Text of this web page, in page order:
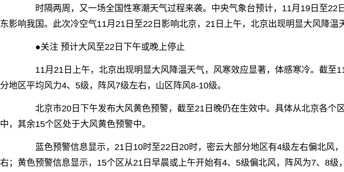
时隔两周，又一场全国性寒潮天气过程来袭。中央气象台预计，11月19日至22
东影响我国。此次冷空气11月21日至22日影响北京，21日上午，北京出现明显大风降温
●关注 预计大风至22日下午或晚上停止
11月21日上午，北京出现明显大风降温天气，风寒效应显著，体感寒冷。截至
分地区平均风力4、5级，阵风7级左右，山区阵风8-10级。
北京市20日下午发布大风黄色预警，截至21日晚仍在生效中。具体从北京各个
中，其余15个区处于大风黄色预警中。
蓝色预警信息显示，21日10时至22日20时，密云大部分地区有4级左右偏北风
右；黄色预警信息显示，15个区从21日早晨或上午开始有4、5级偏北风，阵风为7、8级